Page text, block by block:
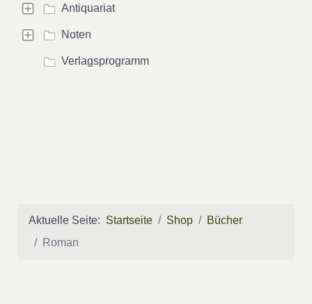
Antiquariat
Noten
Verlagsprogramm
Aktuelle Seite: Startseite Shop
Bücher
Roman